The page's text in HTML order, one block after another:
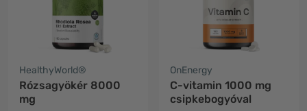
HealthyWorld®
Rózsagyökér 8000
mg
OnEnergy
C-vitamin 1000 mg
csipkebogyóval